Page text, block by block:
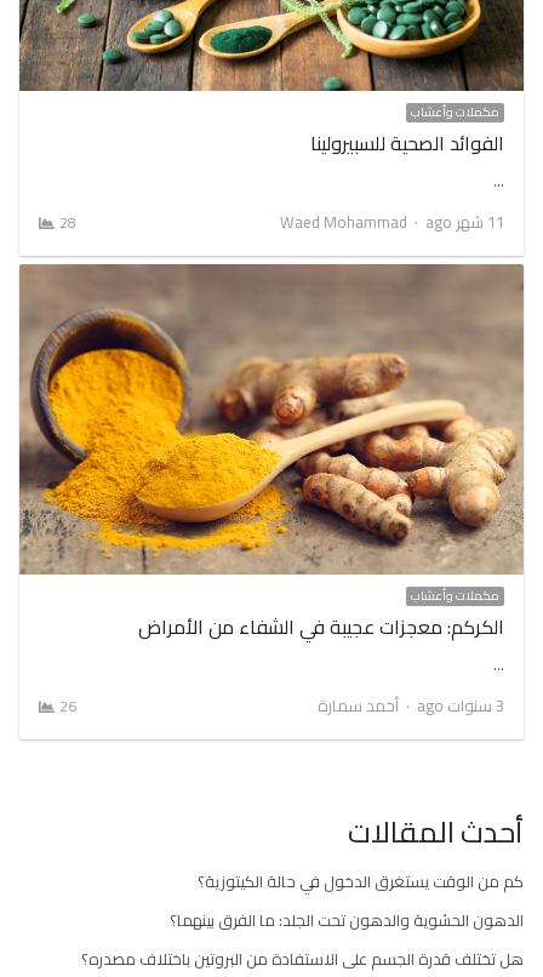
مكملات وأعشاب
الفوائد الصحية للسبيرولينا
…
11 شهر ago
Author
Waed Mohammad
28
مكملات وأعشاب
الكركم: معجزات عجيبة في الشفاء من الأمراض
…
3 سنوات ago
Author
أحمد سمارة 26
أحدث المقالات
كم من الوقت يستغرق الدخول في حالة الكيتوزية؟
الدهون الحشوية والدهون تحت الجلد: ما الفرق بينهما؟
هل تختلف قدرة الجسم على الاستفادة من البروتين باختلاف مصدره؟